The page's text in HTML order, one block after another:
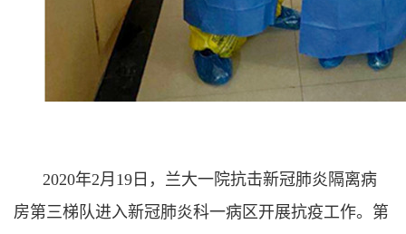
2020年2月19日，兰大一院抗击新冠肺炎隔离病
房第三梯队进入新冠肺炎科一病区开展抗疫工作。第